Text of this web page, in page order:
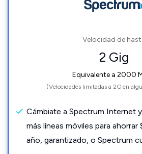
Velocidad de
2 Gig
Equivalente a 2000
(Velocidades limitadas a 2G en
Cámbiate a Spectrum Internet
más líneas móviles para
año, garantizado, o Spectrum